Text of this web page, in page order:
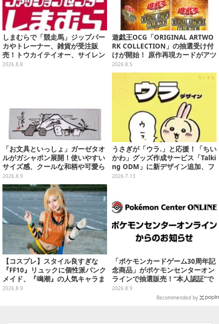
しまむらで「競走馬」ジップパー
カやトレーナー、雑貨が受注販
売！トウカイテイオー、サイレン
ススズカなど名馬をデザイン
2026.8.8
遊戯王OCG「ORIGINAL ARTWO
RK COLLECTION」の抽選受け付
けが開始！ 原作再現カードがアツ
いスペシャルパック
2026.8.5
「お文具といっしょ」ガーゼタオ
ルがガシャポン展開！使いやすい
サイズ感、クールな和柄や可愛ら
しいお寿司など全4種
2026.8.9
うさぎが「ウラ.」と応援！「ちい
かわ」グッズ作成サービス「Talki
ng ODM」に新デザイン追加、フ
ェイスタオルやTシャツなどライ
2026.7.13
【コスプレ】スタイル良すぎな
『FF10』リュックに個性派パンク
メイド、『鳴潮』の人気キャラま
で「ワンフェス」美女レイヤー6
2026.8.9
「ポケモンカードゲーム30周年記
念商品」がポケモンセンターオン
ラインで抽選販売！“本人認証”で
当選率アップ
2026.8.9
Recommended by